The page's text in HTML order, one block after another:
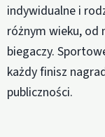
indywidualne i
różnym wieku, od
biegaczy.
każdy finisz
publiczności.